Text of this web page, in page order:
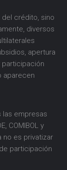
crédito, sino
diversos
apertura
aparecen
las empresas
COMIBOL y
no es privatizar
participación